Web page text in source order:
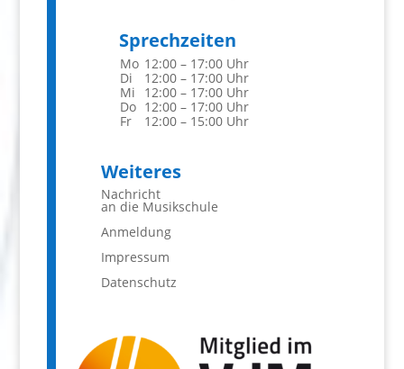
Sprechzeiten
Mo 12:00 – 17:00 Uhr
Di
12:00 – 17:00 Uhr
Mi
12:00 – 17:00 Uhr
Do 12:00 – 17:00 Uhr
Fr
12:00 – 15:00 Uhr
Weiteres
Nachricht
an die Musikschule
Anmeldung
Impressum
Datenschutz